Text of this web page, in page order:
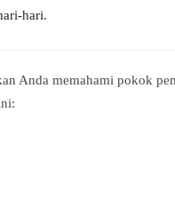
hari.
Anda memahami pokok